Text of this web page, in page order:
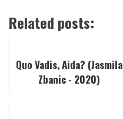
Related posts:
Quo Vadis, Aida? (Jasmila
Zbanic - 2020)